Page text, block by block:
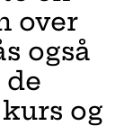
over
også
og